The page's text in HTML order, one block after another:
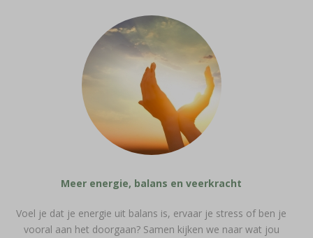
Meer energie, balans en veerkracht
Voel je dat je energie uit balans is, ervaar je stress of ben je
vooral aan het doorgaan? Samen kijken we naar wat jou